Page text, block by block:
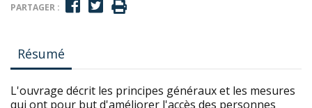
PARTAGER :
Résumé
L'ouvrage décrit les principes généraux et les mesures
qui ont pour but d'améliorer l'accès des personnes